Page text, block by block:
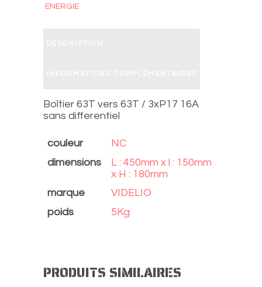
/ENERGIE
Boîtier 63T vers 63T / 3xP17 16A
sans differentiel
couleur
NC
dimensions
L : 450mm x l : 150mm
x H : 180mm
marque
VIDELIO
poids
5Kg
PRODUITS SIMILAIRES